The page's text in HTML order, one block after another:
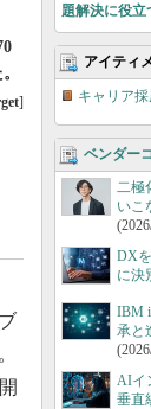
]
題解決に役立
アイティ
キャリア
ベンダー
二極
いこ
DX
に決
IBM
承と
AIイ
垂直